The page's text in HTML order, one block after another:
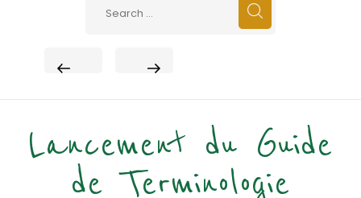
NEXT
Lancement du Guide
de Terminologie